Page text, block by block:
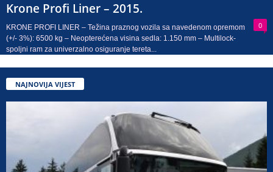
Krone Profi Liner – 2015.
0
KRONE PROFI LINER – Težina praznog vozila sa navedenom opremom
(+/- 3%): 6500 kg – Neopterećena visina sedla: 1.150 mm – Multilock-
spoljni ram za univerzalno osiguranje tereta...
NAJNOVIJA VIJEST